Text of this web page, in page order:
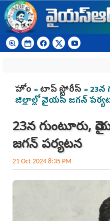
Skip to main content
You are here
హోం »టాప్ స్టోరీస్ »
జిల్లాల్లో వైయ‌స్ జ‌గ‌న్
23న గుంటూరు,
జ‌గ‌న్ ప‌ర్య‌ట‌న‌
21 Oct 2024 8:35 PM